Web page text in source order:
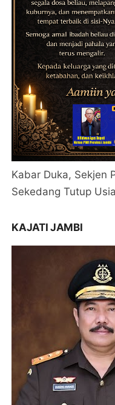
Kabar Duka, Sekjen
Sekedang Tutup Usia
KAJATI JAMBI